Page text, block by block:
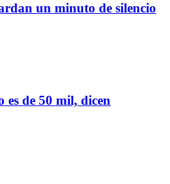
un minuto de silencio
es de 50 mil, dicen